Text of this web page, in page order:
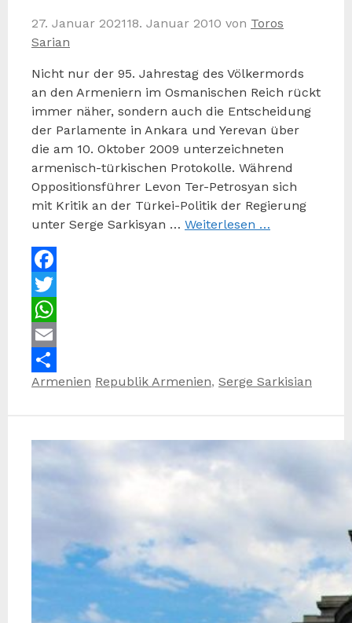
27. Januar 202118. Januar 2010 von Toros
Sarian
Nicht nur der 95. Jahrestag des Völkermords
an den Armeniern im Osmanischen Reich rückt
immer näher, sondern auch die Entscheidung
der Parlamente in Ankara und Yerevan über
die am 10. Oktober 2009 unterzeichneten
armenisch-türkischen Protokolle. Während
Oppositionsführer Levon Ter-Petrosyan sich
mit Kritik an der Türkei-Politik der Regierung
unter Serge Sarkisyan … Weiterlesen …
Facebook
Twitter
WhatsApp
Email
Teilen
Kategorien
Armenien Schlagwörter
Republik Armenien, Serge Sarkisian